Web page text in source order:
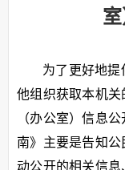
为了更好地
他组织获取本机
（办公室）信息
南》主要是告知
动公开的相关信